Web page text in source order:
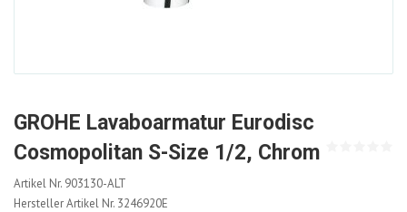
GROHE Lavaboarmatur Eurodisc
Cosmopolitan S-Size 1/2, Chrom
903130-
ALT
Artikel Nr. 903130-ALT
Hersteller Artikel Nr. 3246920E